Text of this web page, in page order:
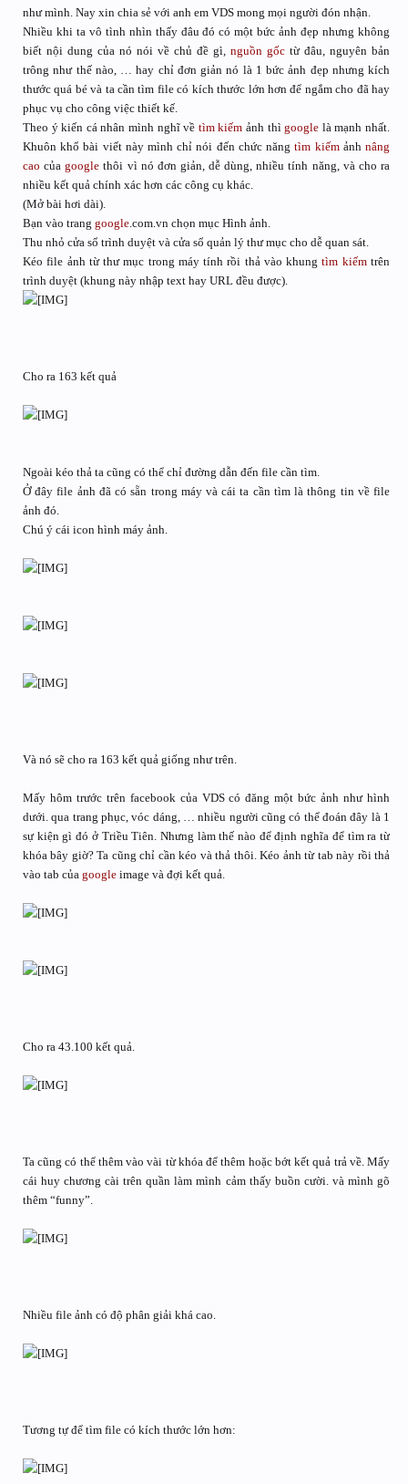
như mình. Nay xin chia sẻ với anh em VDS mong mọi người đón nhận.
Nhiều khi ta vô tình nhìn thấy đâu đó có một bức ảnh đẹp nhưng không
biết nội dung của nó nói về chủ đề gì, nguồn gốc từ đâu, nguyên bản
trông như thế nào, … hay chỉ đơn giản nó là 1 bức ảnh đẹp nhưng kích
thước quá bé và ta cần tìm file có kích thước lớn hơn để ngắm cho đã hay
phục vụ cho công việc thiết kế.
Theo ý kiến cá nhân mình nghĩ về tìm kiếm ảnh thìgoogle là mạnh nhất.
Khuôn khổ bài viết này mình chỉ nói đến chức năngtìm kiếmảnhnâng
cao củagoogle thôi vì nó đơn giản, dễ dùng, nhiều tính năng, và cho ra
nhiều kết quả chính xác hơn các công cụ khác.
(Mở bài hơi dài).
Bạn vào trang google.com.vn chọn mục Hình ảnh.
Thu nhỏ cửa sổ trình duyệt và cửa sổ quản lý thư mục cho dễ quan sát.
Kéo file ảnh từ thư mục trong máy tính rồi thả vào khungtìm kiếmtrên
trình duyệt (khung này nhập text hay URL đều được).
Cho ra 163 kết quả
Ngoài kéo thả ta cũng có thể chỉ đường dẫn đến file cần tìm.
Ở đây file ảnh đã có sẵn trong máy và cái ta cần tìm là thông tin về file
ảnh đó.
Chú ý cái icon hình máy ảnh.
Và nó sẽ cho ra 163 kết quả giống như trên.
Mấy hôm trước trên facebook của VDS có đăng một bức ảnh như hình
dưới. qua trang phục, vóc dáng, … nhiều người cũng có thể đoán đây là 1
sự kiện gì đó ở Triều Tiên. Nhưng làm thế nào để định nghĩa để tìm ra từ
khóa bây giờ? Ta cũng chỉ cần kéo và thả thôi. Kéo ảnh từ tab này rồi thả
vào tab của google image và đợi kết quả.
Cho ra 43.100 kết quả.
Ta cũng có thể thêm vào vài từ khóa để thêm hoặc bớt kết quả trả về. Mấy
cái huy chương cài trên quần làm mình cảm thấy buồn cười. và mình gõ
thêm “funny”.
Nhiều file ảnh có độ phân giải khá cao.
Tương tự để tìm file có kích thước lớn hơn: